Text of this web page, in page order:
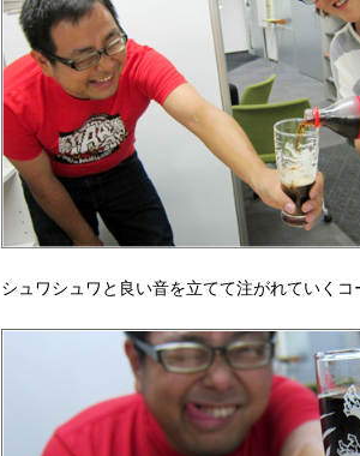
シュワシュワと良い音を立てて注がれていくコ